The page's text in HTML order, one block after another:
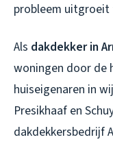
probleem
Als dakdekker in
woningen door de
huiseigenaren in
Presikhaaf en
dakdekkersbedrijf